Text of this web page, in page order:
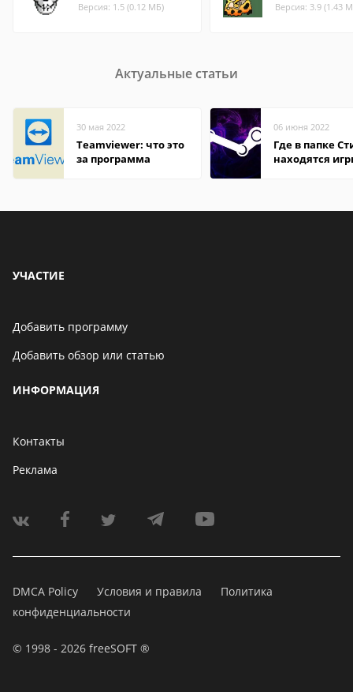
Версия: 1.5 (0.12 МБ) Версия: 3.9 (1.43
Актуальные статьи
30 мая 2022
Teamviewer: что это
за программа
06 июня 2022
Где в папке
находятся
УЧАСТИЕ
Добавить программу
Добавить обзор или статью
ИНФОРМАЦИЯ
Контакты
Реклама
DMCA Policy Условия и правила
Политика
конфиденциальности
© 1998 - 2026 freeSOFT ®